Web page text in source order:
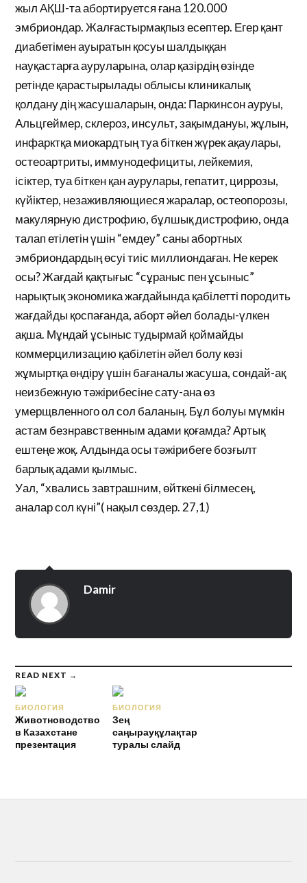
жыл АҚШ-та абортируется ғана 120.000
эмбриондар. Жалғастырмақпыз есептер. Егер қант
диабетімен ауыратын қосуы шалдыққан
науқастарға ауруларына, олар қазірдің өзінде
ретінде қарастырылады облысы клиникалық
қолдану дің жасушаларын, онда: Паркинсон ауруы,
Альцгеймер, склероз, инсульт, зақымдануы, жұлын,
инфарктқа миокардтың туа біткен жүрек ақаулары,
остеоартриты, иммунодефициты, лейкемия,
ісіктер, туа біткен қан аурулары, гепатит, циррозы,
күйіктер, незаживляющиеся жаралар, остеопорозы,
макулярную дистрофию, бұлшық дистрофию, онда
талап етілетін үшін “емдеу” саны абортных
эмбриондардың өсуі тиіс миллиондаған. Не керек
осы? Жағдай қақтығыс “сұраныс пен ұсыныс”
нарықтық экономика жағдайында қабілетті породить
жағдайды қоспағанда, аборт әйел болады-үлкен
ақша. Мұндай ұсыныс тудырмай қоймайды
коммерцилизацию қабілетін әйел болу көзі
жұмыртқа өндіру үшін бағаналы жасуша, сондай-ақ
неизбежную тәжірибесіне сату-ана өз
умерщвленного ол сол баланың. Бұл болуы мүмкін
астам безнравственным адами қоғамда? Артық
ештеңе жоқ. Алдында осы тәжірибеге бозғылт
барлық адами қылмыс.
Уал, “хвались завтрашним, өйткені білмесең,
аналар сол күні”( нақыл сөздер. 27,1)
Damir
READ NEXT →
БИОЛОГИЯ
Животноводство
в Казахстане
презентация
БИОЛОГИЯ
Зең
саңырауқұлақтар
туралы слайд